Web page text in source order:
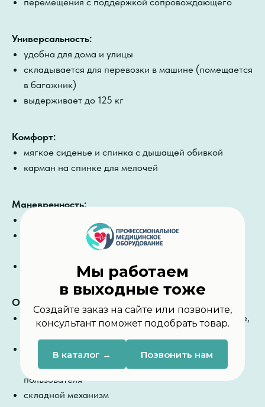
Универсальность:
удобна для дома и улицы
складывается для перевозки в машине (помещается
в багажник)
выдерживает до 125 кг
Комфорт:
мягкое сиденье и спинка с дышащей обивкой
карман на спинке для мелочей
Маневренность:
прочные литые передние колёса (не боятся
боковые тормоза для надёжной фиксации
Особенности:
съемные подлокотники-крылья колес, не откидные,
подножка для удобства пересаживания
пользователя
складной механизм
Мы работаем
в выходные тоже
Создайте заказ на сайте или позвоните,
консультант поможет подобрать товар.
В каталог → Позвонить нам